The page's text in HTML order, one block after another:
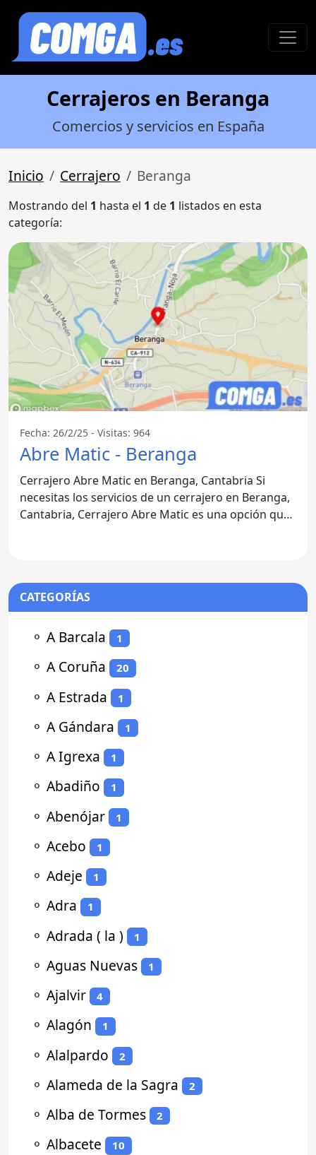
Cerrajeros en Beranga
Comercios y servicios en España
Inicio Cerrajero Beranga
Mostrando del 1 hasta el 1 de 1 listados en esta
categoría:
Fecha: 26/2/25 - Visitas: 964
Abre Matic - Beranga
Cerrajero Abre Matic en Beranga, Cantabria Si
necesitas los servicios de un cerrajero en Beranga,
Cantabria, Cerrajero Abre Matic es una opción que
CATEGORÍAS
⚬ A Barcala 1
⚬ A Coruña 20
⚬ A Estrada 1
⚬ A Gándara 1
⚬ A Igrexa 1
⚬ Abadiño 1
⚬ Abenójar 1
⚬ Acebo 1
⚬ Adeje 1
⚬ Adra 1
⚬ Adrada ( la ) 1
⚬ Aguas Nuevas 1
⚬ Ajalvir 4
⚬ Alagón 1
⚬ Alalpardo 2
⚬ Alameda de la Sagra 2
⚬ Alba de Tormes 2
⚬ Albacete 10